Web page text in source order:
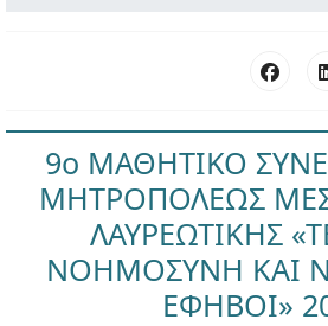
9ο ΜΑΘΗΤΙΚΟ
ΜΗΤΡΟΠΟΛΕΩΣ
ΛΑΥΡΕΩΤΙΚΗΣ
ΝΟΗΜΟΣΥΝΗ ΚΑΙ
ΕΦΗΒΟΙ»